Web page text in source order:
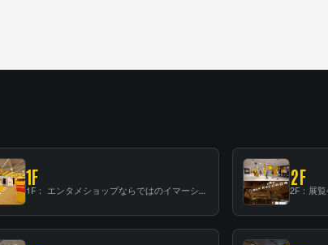
1F
1F： エンタメショップならではのイマーシブ空間
2F